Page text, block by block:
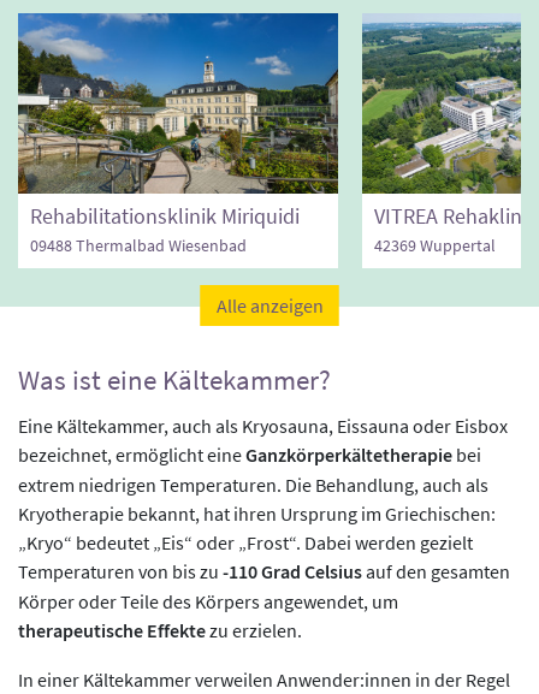
Rehabilitationsklinik Miriquidi
09488 Thermalbad Wiesenbad 42369 Wuppertal
Alle anzeigen
Was ist eine Kältekammer?
Eine Kältekammer, auch als Kryosauna, Eissauna oder Eisbox
bezeichnet, ermöglicht eineGanzkörperkältetherapie bei
extrem niedrigen Temperaturen. Die Behandlung, auch als
Kryotherapie bekannt, hat ihren Ursprung im Griechischen:
„Kryo“ bedeutet „Eis“ oder „Frost“. Dabei werden gezielt
Temperaturen von bis zu -110 Grad Celsiusauf den gesamten
Körper oder Teile des Körpers angewendet, um
therapeutische Effektezu erzielen.
In einer Kältekammer verweilen Anwender:innen in der Regel